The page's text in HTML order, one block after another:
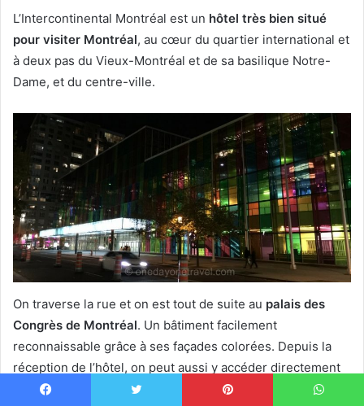
L’Intercontinental Montréal est un hôtel très bien situé
pour visiter Montréal, au cœur du quartier international et
à deux pas du Vieux-Montréal et de sa basilique Notre-
Dame, et du centre-ville.
On traverse la rue et on est tout de suite au palais des
Congrès de Montréal. Un bâtiment facilement
reconnaissable grâce à ses façades colorées. Depuis la
réception de l’hôtel, on peut aussi y accéder directement
par les
galeries souterraines
. Pratique en hiver. Depuis ce